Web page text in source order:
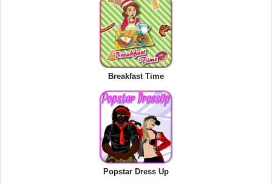
Breakfast Time
Popstar Dress Up